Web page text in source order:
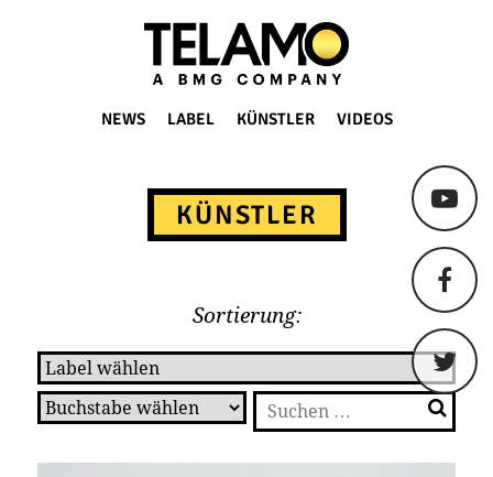
TELAMO
NEWS LABEL KÜNSTLER VIDEOS
KÜNSTLER
Sortierung:
Suchen
nach: